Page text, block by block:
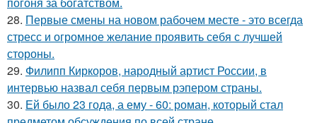
28. Первые смены на новом рабочем месте - это всегда
стресс и огромное желание проявить себя с лучшей
стороны.
29. Филипп Киркоров, народный артист России, в
интервью назвал себя первым рэпером страны.
30. Ей было 23 года, а ему - 60: роман, который стал